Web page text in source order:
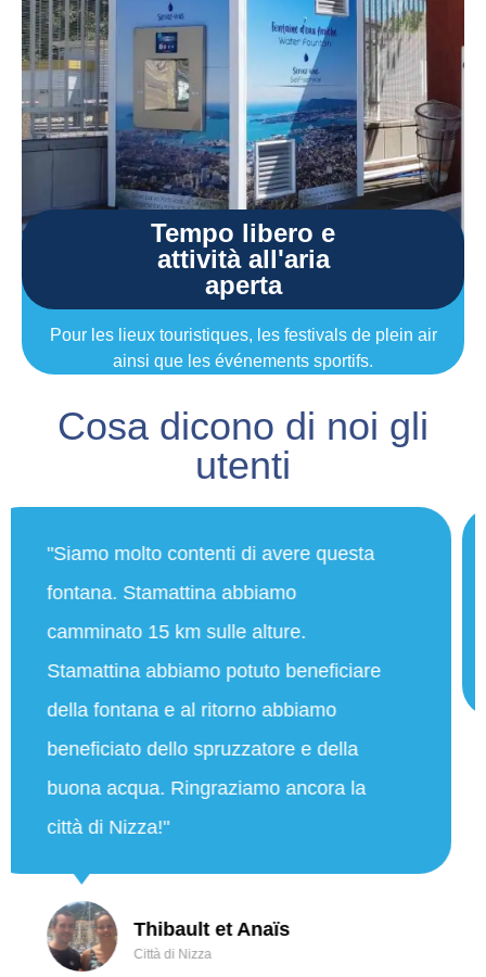
Tempo libero e
attività all'aria
aperta
Pour les lieux touristiques, les festivals de plein air
ainsi que les événements sportifs.
Cosa dicono di noi gli
utenti
"Siamo molto contenti di avere questa
fontana. Stamattina abbiamo
camminato 15 km sulle alture.
Stamattina abbiamo potuto beneficiare
della fontana e al ritorno abbiamo
beneficiato dello spruzzatore e della
buona acqua. Ringraziamo ancora la
città di Nizza!"
Thibault et Anaïs
Città di Nizza